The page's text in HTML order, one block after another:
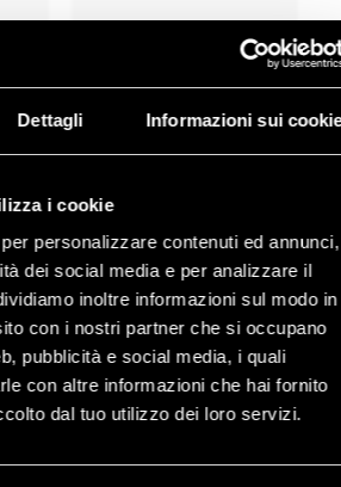
Dettagli Informazioni sui
i cookie
personalizzare contenuti ed annunci,
dei social media e per analizzare il
inoltre informazioni sul modo in
con i nostri partner che si occupano
pubblicità e social media, i quali
con altre informazioni che hai fornito
dal tuo utilizzo dei loro servizi.
SUBARU
Catalizzatori